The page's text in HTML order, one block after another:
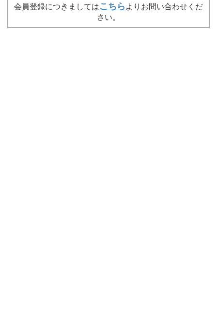
会員登録につきましてはこちら よりお問い合わせくだ
さい。